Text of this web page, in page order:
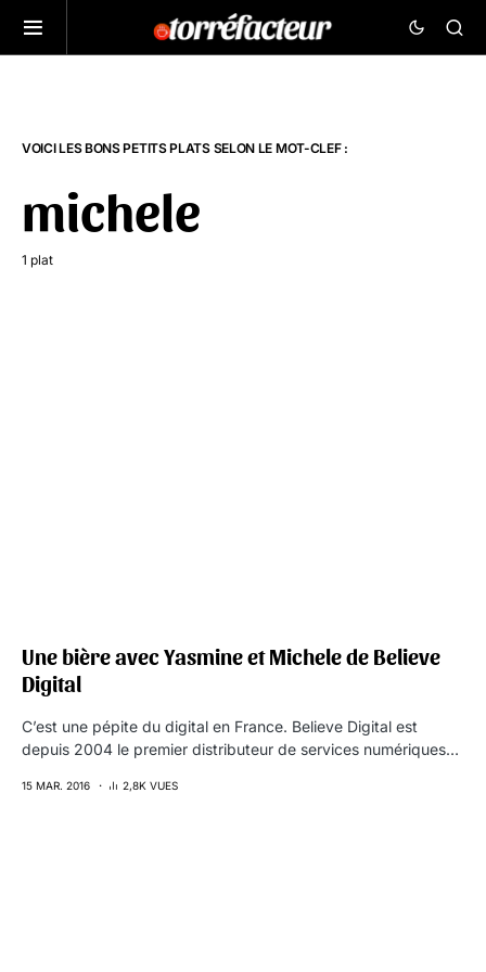
VOICI LES BONS PETITS PLATS SELON LE MOT-CLEF :
michele
1 plat
Une bière avec Yasmine et Michele de Believe
Digital
C’est une pépite du digital en France. Believe Digital est
depuis 2004 le premier distributeur de services numériques…
15 MAR. 2016 2,8K VUES